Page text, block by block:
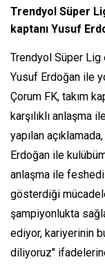
Trendyol Süper
kaptanı Yusuf
Trendyol Süper Lig
Yusuf Erdoğan ile
Çorum FK, takım
karşılıklı anlaşma
yapılan
Erdoğan ile
anlaşma ile
gösterdiği
şampiyonlukta
ediyor, kariyerinin
diliyoruz"